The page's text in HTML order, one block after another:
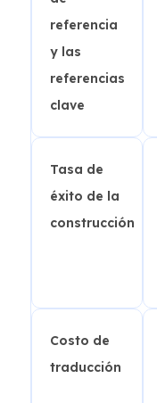
referencia
y las
referencias
clave
Tasa de
éxito de la
construcción
Costo de
traducción